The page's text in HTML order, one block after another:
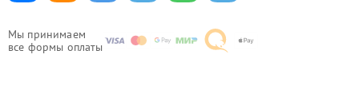
Мы принимаем
все формы оплаты